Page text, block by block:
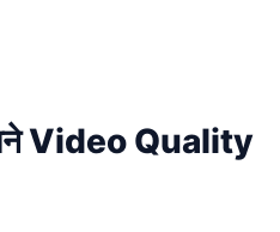
Video Quality